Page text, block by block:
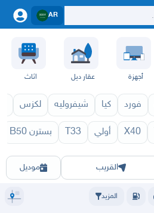
AR
أجهزة عقار ديل اثاث
فورد كيا شيفروليه لكزس
X40 أولي T33 بسترن B50
المدينة الطايف القصيمحائل أبها الباحة
القريب موديل
1971 T80 1970
المزيد